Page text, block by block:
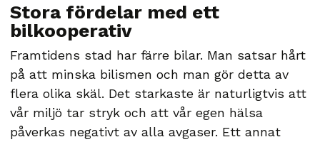
Stora fördelar med ett
bilkooperativ
Framtidens stad har färre bilar. Man satsar hårt
på att minska bilismen och man gör detta av
flera olika skäl. Det starkaste är naturligtvis att
vår miljö tar stryk och att vår egen hälsa
påverkas negativt av alla avgaser. Ett annat